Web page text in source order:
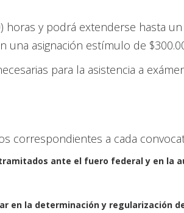
horas y podrá extenderse hasta
una asignación estímulo de
para la asistencia a
correspondientes a cada
ante el fuero federal y en la
en la determinación y regularización